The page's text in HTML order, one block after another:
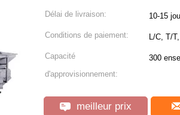
Délai de livraison: 10-15
Conditions de paiement: L/C, T/
Capacité
d'approvisionnement:
300
meilleur prix